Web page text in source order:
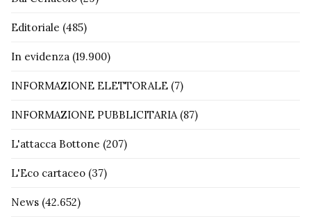
Editoriale (485)
In evidenza (19.900)
INFORMAZIONE ELETTORALE (7)
INFORMAZIONE PUBBLICITARIA(87)
L'attacca Bottone (207)
L'Eco cartaceo (37)
News (42.652)